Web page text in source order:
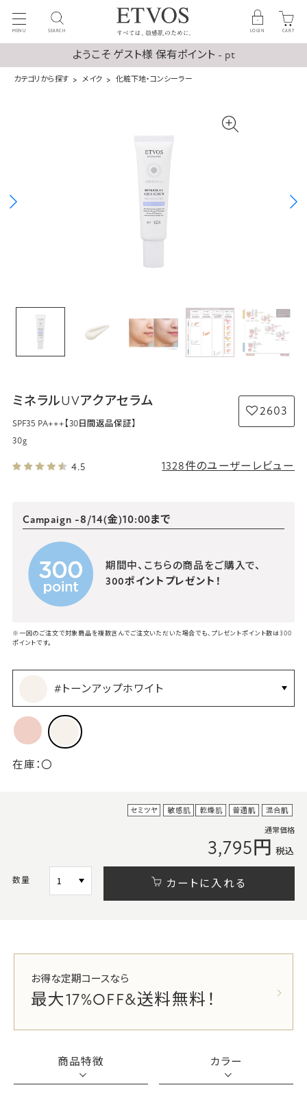
MENU SEARCH LOGIN CART
ようこそ ゲスト様 保有ポイント - pt
カテゴリから探す メイク 化粧下地・コンシーラー
4.5 1328件のユーザーレビュー
ミネラルUVアクアセラム
2603
SPF35 PA+++ 【30日間返品保証】
30g
Campaign -8/14(金)10:00まで
期間中、こちらの商品をご購入で、
300ポイントプレゼント！
※一回のご注文で対象商品を複数含んでご注文いただいた場合でも、プレゼントポイント数は300
ポイントです。
#トーンアップホワイト
在庫： 〇
通常価格
3,795円 税込
カートに入れる
数量
お得な定期コースなら
最大17%OFF&送料無料！
商品特徴 カラー